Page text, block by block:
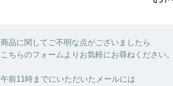
商品に関してご不明な点がございましたら
こちらのフォームよりお気軽にお尋ねください。
午前11時までにいただいたメールには